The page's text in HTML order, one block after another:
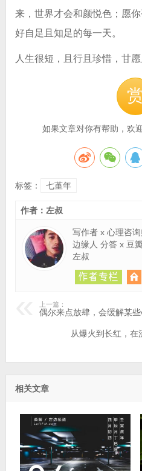
来，世界才会和颜悦色；愿
好自足且知足的每一天。
人生很短，且行且珍惜，甘
如果文章对你有帮助，欢
标签： 七堇年
作者：左叔
写作者 x 心理咨
边缘人 分答 x 豆
左叔
上一篇：
偶尔来点放肆，会缓解某
从爆火到长红，在
相关文章